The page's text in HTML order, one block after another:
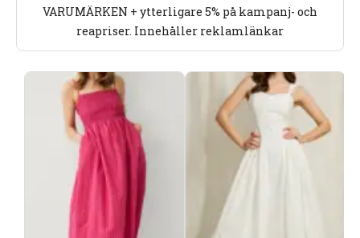
VARUMÄRKEN + ytterligare 5% på kampanj- och
reapriser. Innehåller reklamlänkar